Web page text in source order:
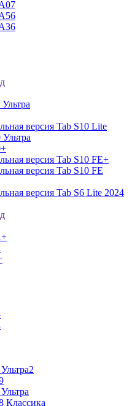
версия Tab S10 Lite
версия Tab S10 FE+
версия Tab S10 FE
версия Tab S6 Lite 2024
Классика